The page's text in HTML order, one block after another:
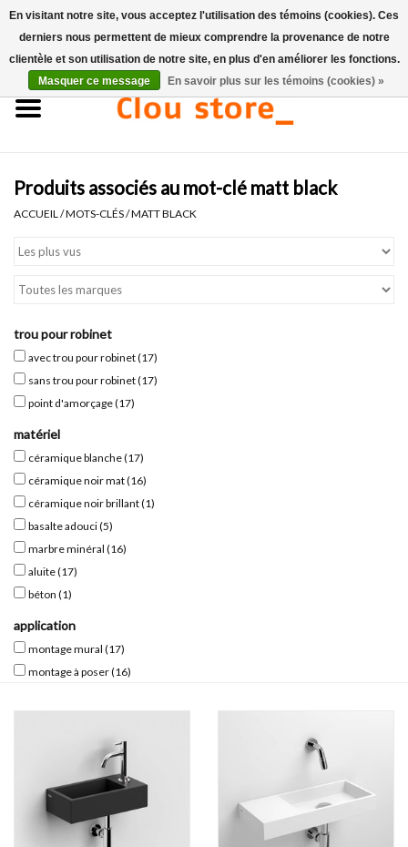
Accueil
Ensembles de lave-mains
Toilettes
Robinets & vidanges
Meubles
Accessoires de salle de bain
pièce de rechange
Marques
Produits associés au mot-clé matt black
ACCUEIL /MOTS-CLÉS/MATT BLACK
trou pour robinet
avec trou pour robinet(17)
sans trou pour robinet(17)
point d'amorçage(17)
matériel
céramique blanche(17)
céramique noir mat(16)
céramique noir brillant(1)
basalte adouci(5)
marbre minéral (16)
aluite(17)
béton (1)
application
montage mural (17)
montage à poser(16)
En visitant notre site, vous acceptez l'utilisation des témoins (cookies). Ces
derniers nous permettent de mieux comprendre la provenance de notre
clientèle et son utilisation de notre site, en plus d'en améliorer les fonctions.
Masquer ce message
En savoir plus sur les témoins (cookies) »